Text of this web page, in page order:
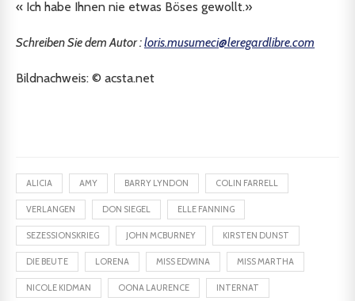
« Ich habe Ihnen nie etwas Böses gewollt.»
Schreiben Sie dem Autor :loris.musumeci@leregardlibre.com
Bildnachweis: © acsta.net
ALICIA AMY BARRY LYNDON COLIN FARRELL
VERLANGEN DON SIEGEL ELLE FANNING
SEZESSIONSKRIEG JOHN MCBURNEY KIRSTEN DUNST
DIE BEUTE LORENA MISS EDWINA MISS MARTHA
NICOLE KIDMAN OONA LAURENCE INTERNAT